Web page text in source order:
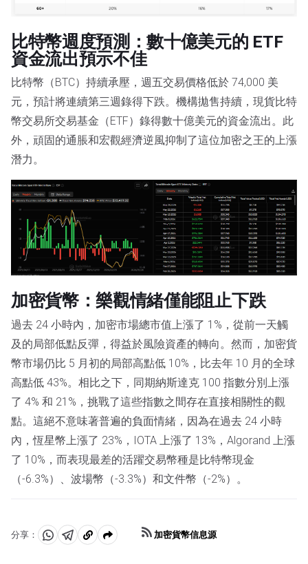
比特幣週度預測：數十億美元的 ETF
資金流出預示不佳
比特幣（BTC）持續承壓，週五交易價格低於 74,000 美
元，預計將連續第三週錄得下跌。機構拋售持續，現貨比特
幣交易所交易基金（ETF）錄得數十億美元的資金流出。此
外，頑固的通脹和宏觀經濟逆風抑制了這位加密之王的上漲
潛力。
加密貨幣：樂觀情緒僅能阻止下跌
過去 24 小時內，加密市場總市值上漲了 1%，從前一天觸
及的局部低點反彈，得益於風險資產的轉向。然而，加密貨
幣市場仍比 5 月初的局部高點低 10%，比去年 10 月的全球
高點低 43%。相比之下，同期納斯達克 100 指數分別上漲
了 4% 和 21%，挑戰了這些指數之間存在直接相關性的觀
點。這絕不意味著普遍的負面情緒，因為在過去 24 小時
內，恆星幣上漲了 23%，IOTA 上漲了 13%，Algorand 上漲
了 10%，而表現最差的活躍交易幣種是比特幣現金
（-6.3%）、波場幣（-3.3%）和文件幣（-2%）。
分享：
分 分 複
加密貨幣信息源